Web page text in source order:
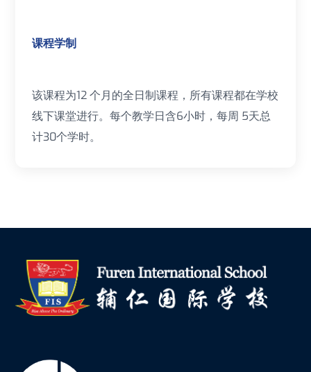
课程学制
该课程为12 个月的全日制课程，所有课程都在学校
线下课堂进行。每个教学日含6小时，每周 5天总
计30个学时。